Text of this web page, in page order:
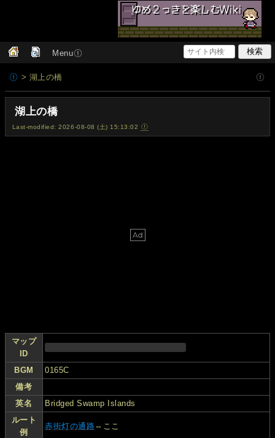
Menu
> 湖上の橋
湖上の橋
Last-modified: 2026-08-08 (土) 15:13:02
マップ
ID
BGM
0165C
備考
英名
Bridged Swamp Islands
ルート
例
赤街灯の通路 ⇔ここ